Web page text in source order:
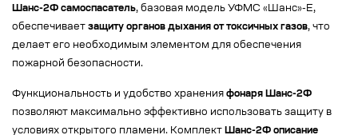
Шанс-2Ф самоспасатель, базовая модель УФМС «Шанс»-Е,
обеспечивает защиту органов дыхания от токсичных газов, что
делает его необходимым элементом для обеспечения
пожарной безопасности.
Функциональность и удобство хранения фонаря Шанс-2Ф
позволяют максимально эффективно использовать защиту в
условиях открытого пламени. Комплект Шанс-2Ф описание